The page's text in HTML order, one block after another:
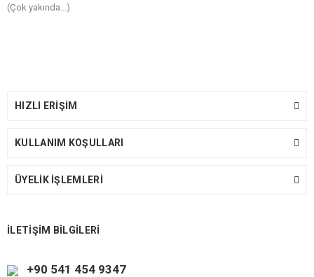
(Çok yakında...)
HIZLI ERİŞİM
KULLANIM KOŞULLARI
ÜYELİK İŞLEMLERİ
İLETİŞİM BİLGİLERİ
+90 541 454 9347